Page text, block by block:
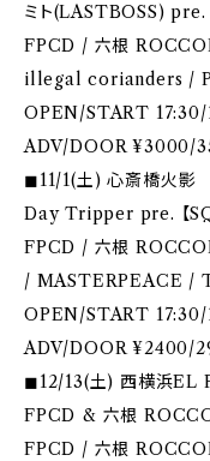
ミト(LASTBOSS) pre.
FPCD / 六根
illegal corianders /
OPEN/START 17:30/
ADV/DOOR ¥3000/
◼︎︎11/1(土) 心斎橋火影
Day Tripper pre. 【
FPCD / 六根
/ MASTERPEACE /
OPEN/START 17:30/
ADV/DOOR ¥2400/
◼︎︎12/13(土) 西横浜EL
FPCD & 六根
FPCD / 六根